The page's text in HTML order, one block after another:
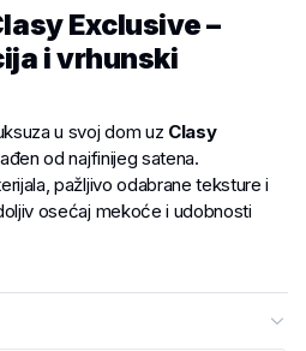
Exclusive –
i vrhunski
u svoj dom uz Clasy
od najfinijeg satena.
pažljivo odabrane teksture i
osećaj mekoće i udobnosti